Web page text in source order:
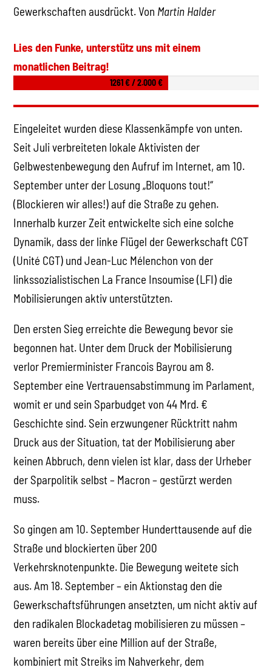
Gewerkschaften ausdrückt. Von Martin Halder
Lies den Funke, unterstütz uns mit einem
monatlichen Beitrag!
1261 € / 2.000 €
Eingeleitet wurden diese Klassenkämpfe von unten.
Seit Juli verbreiteten lokale Aktivisten der
Gelbwestenbewegung den Aufruf im Internet, am 10.
September unter der Losung „Bloquons tout!“
(Blockieren wir alles!) auf die Straße zu gehen.
Innerhalb kurzer Zeit entwickelte sich eine solche
Dynamik, dass der linke Flügel der Gewerkschaft CGT
(Unité CGT) und Jean-Luc Mélenchon von der
linkssozialistischen La France Insoumise (LFI) die
Mobilisierungen aktiv unterstützten.
Den ersten Sieg erreichte die Bewegung bevor sie
begonnen hat. Unter dem Druck der Mobilisierung
verlor Premierminister Francois Bayrou am 8.
September eine Vertrauensabstimmung im Parlament,
womit er und sein Sparbudget von 44 Mrd. €
Geschichte sind. Sein erzwungener Rücktritt nahm
Druck aus der Situation, tat der Mobilisierung aber
keinen Abbruch, denn vielen ist klar, dass der Urheber
der Sparpolitik selbst – Macron – gestürzt werden
muss.
So gingen am 10. September Hunderttausende auf die
Straße und blockierten über 200
Verkehrsknotenpunkte. Die Bewegung weitete sich
aus. Am 18. September – ein Aktionstag den die
Gewerkschaftsführungen ansetzten, um nicht aktiv auf
den radikalen Blockadetag mobilisieren zu müssen –
waren bereits über eine Million auf der Straße,
kombiniert mit Streiks im Nahverkehr, dem